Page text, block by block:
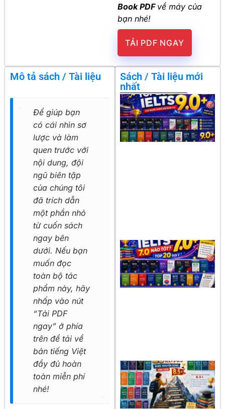
Book PDF về máy của
bạn nhé!
TẢI PDF NGAY
Mô tả sách / Tài liệu
Để giúp bạn
có cái nhìn sơ
lược và làm
quen trước với
nội dung, đội
ngũ biên tập
của chúng tôi
đã trích dẫn
một phần nhỏ
từ cuốn sách
ngay bên
dưới. Nếu bạn
muốn đọc
toàn bộ tác
phẩm này, hãy
nhấp vào nút
“Tải PDF
ngay” ở phía
trên để tải về
bản tiếng Việt
đầy đủ hoàn
toàn miễn phí
nhé!
Sách / Tài liệu mới
nhất